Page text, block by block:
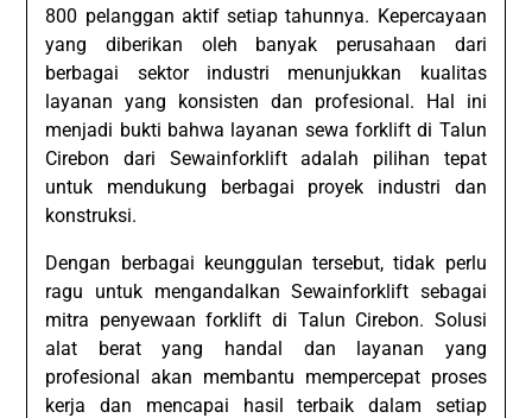
800 pelanggan aktif setiap tahunnya. Kepercayaan
yang diberikan oleh banyak perusahaan dari
berbagai sektor industri menunjukkan kualitas
layanan yang konsisten dan profesional. Hal ini
menjadi bukti bahwa layanan sewa forklift di Talun
Cirebon dari Sewainforklift adalah pilihan tepat
untuk mendukung berbagai proyek industri dan
konstruksi.
Dengan berbagai keunggulan tersebut, tidak perlu
ragu untuk mengandalkan Sewainforklift sebagai
mitra penyewaan forklift di Talun Cirebon. Solusi
alat berat yang handal dan layanan yang
profesional akan membantu mempercepat proses
kerja dan mencapai hasil terbaik dalam setiap